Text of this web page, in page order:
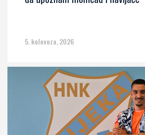
5. kolovoza, 2026